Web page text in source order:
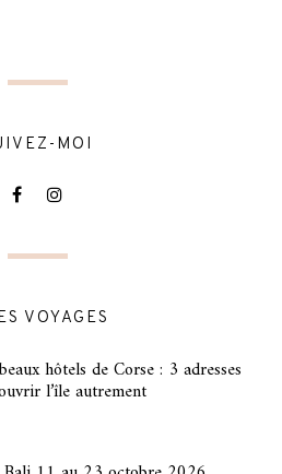
MOI
VOYAGES
hôtels de Corse : 3 adresses
l’île autrement